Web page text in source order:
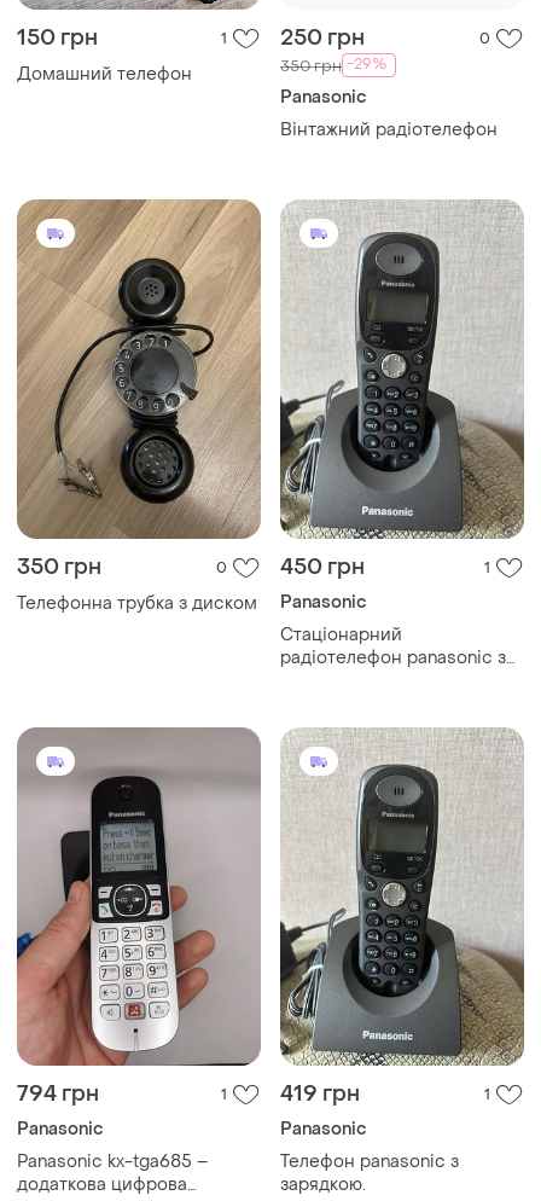
150 грн 1
Домашний телефон
250 грн 0
350 грн -29%
Panasonic
Вінтажний радіотелефон
350 грн 0
Телефонна трубка з диском
450 грн 1
Panasonic
Стаціонарний
радіотелефон panasonic з
794 грн 1
Panasonic
Panasonic kx-tga685 –
додаткова цифрова
419 грн 1
Panasonic
Телефон panasonic з
зарядкою.